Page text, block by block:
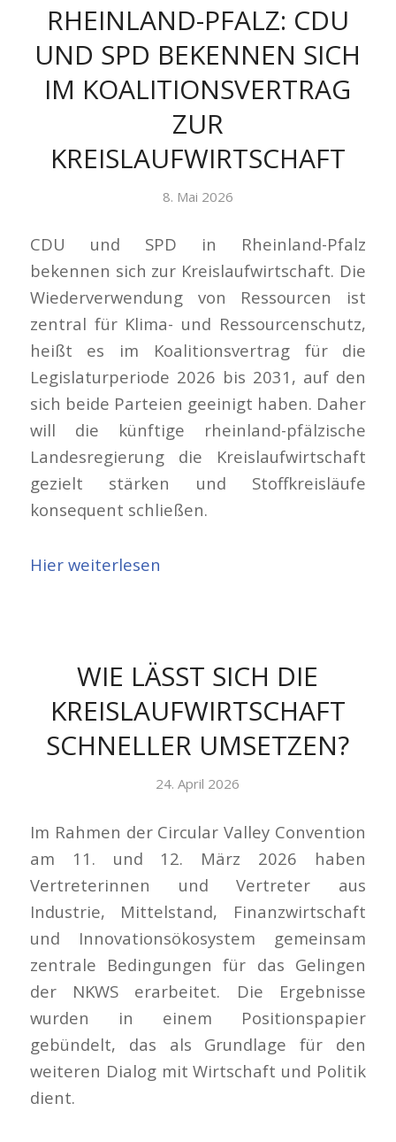
RHEINLAND-PFALZ: CDU
UND SPD BEKENNEN SICH
IM KOALITIONSVERTRAG
ZUR
KREISLAUFWIRTSCHAFT
8. Mai 2026
CDU und SPD in Rheinland-Pfalz
bekennen sich zur Kreislaufwirtschaft. Die
Wiederverwendung von Ressourcen ist
zentral für Klima- und Ressourcenschutz,
heißt es im Koalitionsvertrag für die
Legislaturperiode 2026 bis 2031, auf den
sich beide Parteien geeinigt haben. Daher
will die künftige rheinland-pfälzische
Landesregierung die Kreislaufwirtschaft
gezielt stärken und Stoffkreisläufe
konsequent schließen.
Hier weiterlesen
WIE LÄSST SICH DIE
KREISLAUFWIRTSCHAFT
SCHNELLER UMSETZEN?
24. April 2026
Im Rahmen der Circular Valley Convention
am 11. und 12. März 2026 haben
Vertreterinnen und Vertreter aus
Industrie, Mittelstand, Finanzwirtschaft
und Innovationsökosystem gemeinsam
zentrale Bedingungen für das Gelingen
der NKWS erarbeitet. Die Ergebnisse
wurden in einem Positionspapier
gebündelt, das als Grundlage für den
weiteren Dialog mit Wirtschaft und Politik
dient.